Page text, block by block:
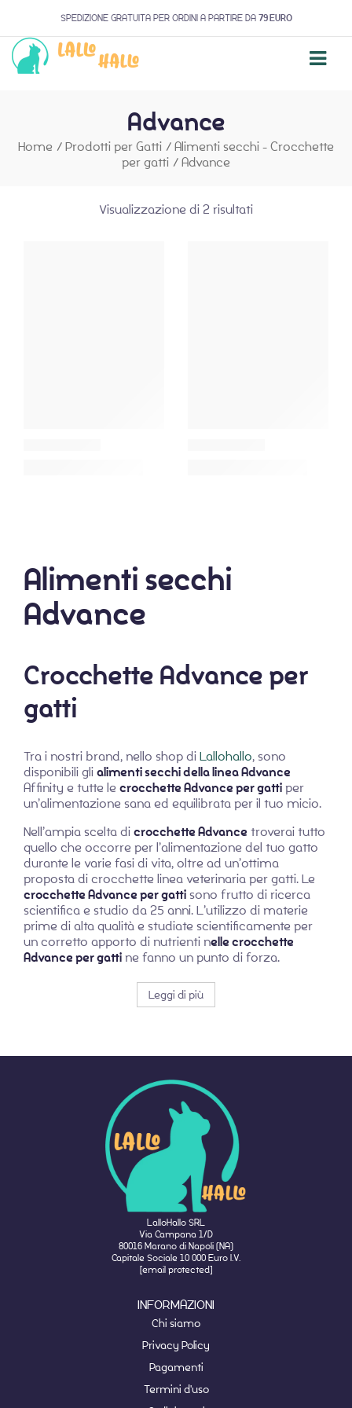
SPEDIZIONE GRATUITA PER ORDINI A PARTIRE DA 79 EURO
Advance
Home / Prodotti per Gatti / Alimenti secchi - Crocchette
per gatti / Advance
Visualizzazione di 2 risultati
Alimenti secchi
Advance
Crocchette Advance per
gatti
Tra i nostri brand, nello shop diLallohallo, sono
disponibili glialimenti secchi della linea Advance
Affinity e tutte le crocchette Advance per gattiper
un’alimentazione sana ed equilibrata per il tuo micio.
Nell’ampia scelta dicrocchette Advance troverai tutto
quello che occorre per l’alimentazione del tuo gatto
durante le varie fasi di vita, oltre ad un’ottima
proposta di crocchette linea veterinaria per gatti. Le
crocchette Advance per gattisono frutto di ricerca
scientifica e studio da 25 anni. L’utilizzo di materie
prime di alta qualità e studiate scientificamente per
un corretto apporto di nutrienti nelle crocchette
Advance per gattine fanno un punto di forza.
Leggi di più
LalloHallo SRL
Via Campana 1/D
80016 Marano di Napoli (NA)
Capitale Sociale 10 000 Euro I.V.
[email protected]
INFORMAZIONI
Chi siamo
Privacy Policy
Pagamenti
Termini d'uso